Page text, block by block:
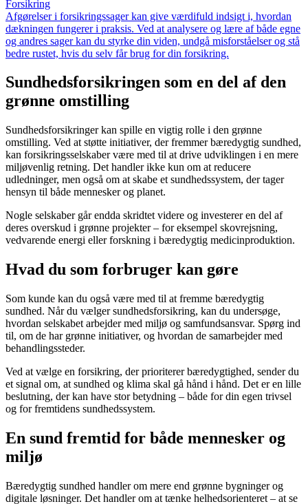
Forsikring
Afgørelser i forsikringssager kan give værdifuld indsigt i, hvordan
dækningen fungerer i praksis. Ved at analysere og lære af både egne
og andres sager kan du styrke din viden, undgå misforståelser og stå
bedre rustet, hvis du selv får brug for din forsikring.
Sundhedsforsikringen som en del af den
grønne omstilling
Sundhedsforsikringer kan spille en vigtig rolle i den grønne
omstilling. Ved at støtte initiativer, der fremmer bæredygtig sundhed,
kan forsikringsselskaber være med til at drive udviklingen i en mere
miljøvenlig retning. Det handler ikke kun om at reducere
udledninger, men også om at skabe et sundhedssystem, der tager
hensyn til både mennesker og planet.
Nogle selskaber går endda skridtet videre og investerer en del af
deres overskud i grønne projekter – for eksempel skovrejsning,
vedvarende energi eller forskning i bæredygtig medicinproduktion.
Hvad du som forbruger kan gøre
Som kunde kan du også være med til at fremme bæredygtig
sundhed. Når du vælger sundhedsforsikring, kan du undersøge,
hvordan selskabet arbejder med miljø og samfundsansvar. Spørg ind
til, om de har grønne initiativer, og hvordan de samarbejder med
behandlingssteder.
Ved at vælge en forsikring, der prioriterer bæredygtighed, sender du
et signal om, at sundhed og klima skal gå hånd i hånd. Det er en lille
beslutning, der kan have stor betydning – både for din egen trivsel
og for fremtidens sundhedssystem.
En sund fremtid for både mennesker og
miljø
Bæredygtig sundhed handler om mere end grønne bygninger og
digitale løsninger. Det handler om at tænke helhedsorienteret – at se